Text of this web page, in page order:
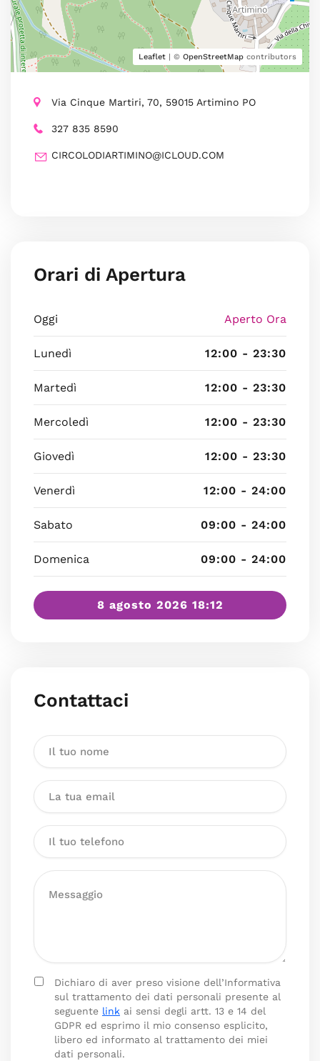
Leaflet | © OpenStreetMap contributors
Via Cinque Martiri, 70, 59015 Artimino PO
327 835 8590
CIRCOLODIARTIMINO@ICLOUD.COM
Orari di Apertura
Oggi Aperto Ora
Lunedì 12:00 - 23:30
Martedì 12:00 - 23:30
Mercoledì 12:00 - 23:30
Giovedì 12:00 - 23:30
Venerdì 12:00 - 24:00
Sabato 09:00 - 24:00
Domenica 09:00 - 24:00
8 agosto 2026 18:12
Contattaci
Dichiaro di aver preso visione dell’Informativa
sul trattamento dei dati personali presente al
seguente link ai sensi degli artt. 13 e 14 del
GDPR ed esprimo il mio consenso esplicito,
libero ed informato al trattamento dei miei
dati personali.